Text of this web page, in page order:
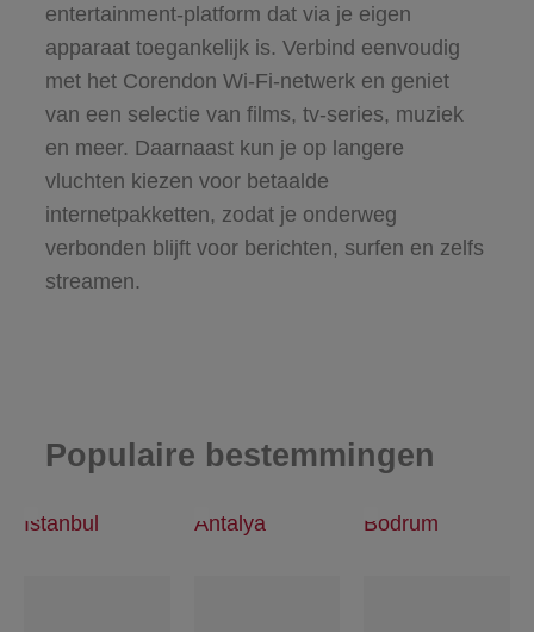
entertainment-platform dat via je eigen
apparaat toegankelijk is. Verbind eenvoudig
met het Corendon Wi-Fi-netwerk en geniet
van een selectie van films, tv-series, muziek
en meer. Daarnaast kun je op langere
vluchten kiezen voor betaalde
internetpakketten, zodat je onderweg
verbonden blijft voor berichten, surfen en zelfs
streamen.
Populaire bestemmingen
Istanbul Antalya Bodrum